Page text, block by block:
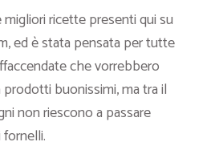
ricette presenti qui su
ed è stata pensata per tutte
che vorrebbero
buonissimi, ma tra il
non riescono a passare